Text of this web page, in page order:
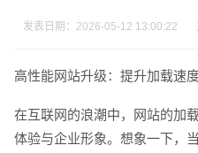
发表日期：2026-05-12 13:00:22
高性能网站升级：提升加载速
在互联网的浪潮中，网站的加
体验与企业形象。想象一下，